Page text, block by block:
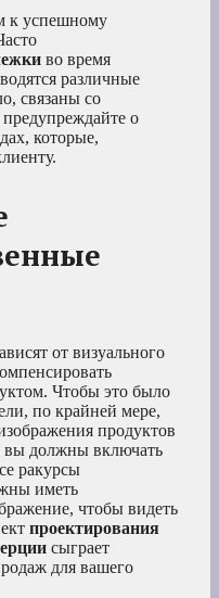
к успешному
во время
различные
связаны со
о
которые,
от визуального
Чтобы это было
по крайней мере,
продуктов
вы должны включать
ракурсы
иметь
чтобы видеть
проектирования
сыграет
для вашего